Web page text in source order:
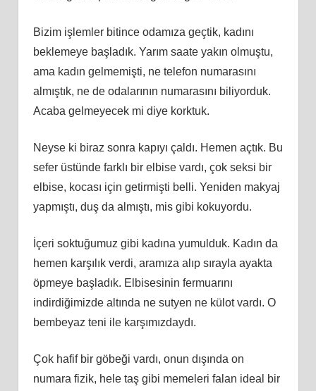
Bizim işlemler bitince odamıza geçtik, kadını
beklemeye başladık. Yarım saate yakın olmuştu,
ama kadın gelmemişti, ne telefon numarasını
almıştık, ne de odalarının numarasını biliyorduk.
Acaba gelmeyecek mi diye korktuk.
Neyse ki biraz sonra kapıyı çaldı. Hemen açtık. Bu
sefer üstünde farklı bir elbise vardı, çok seksi bir
elbise, kocası için getirmişti belli. Yeniden makyaj
yapmıştı, duş da almıştı, mis gibi kokuyordu.
İçeri soktuğumuz gibi kadına yumulduk. Kadın da
hemen karşılık verdi, aramıza alıp sırayla ayakta
öpmeye başladık. Elbisesinin fermuarını
indirdiğimizde altında ne sutyen ne külot vardı. O
bembeyaz teni ile karşımızdaydı.
Çok hafif bir göbeği vardı, onun dışında on
numara fizik, hele taş gibi memeleri falan ideal bir